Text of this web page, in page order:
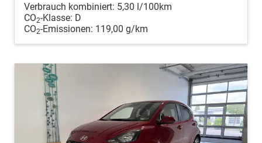
Verbrauch kombiniert: 5,30 l/100km
CO2-Klasse: D
CO2-Emissionen: 119,00 g/km